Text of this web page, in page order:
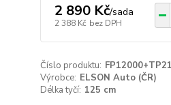
2 890 Kč/sada
2 388 Kč bez DPH
Číslo produktu:
Výrobce: ELSON Auto (ČR)
Délka tyčí: 125 cm